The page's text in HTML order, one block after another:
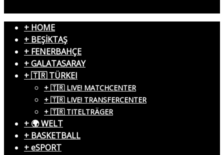
+ HOME
+ BEŞİKTAŞ
+ FENERBAHÇE
+ GALATASARAY
+ 🇹🇷 TÜRKEI
+ 🇹🇷 LIVE! MATCHCENTER
+ 🇹🇷 LIVE! TRANSFERCENTER
+ 🇹🇷 TITELTRÄGER
+ 🌍 WELT
+ BASKETBALL
+ eSPORT